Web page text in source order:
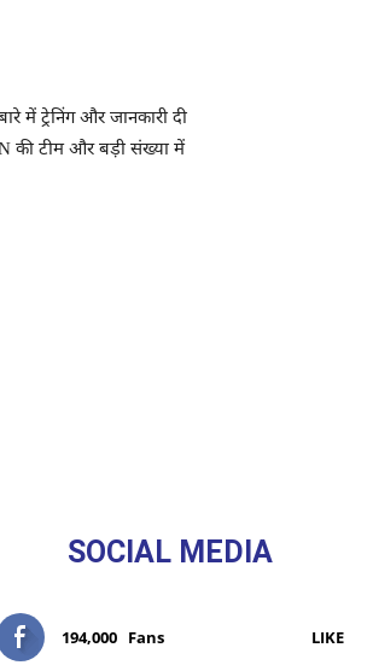
में ट्रेनिंग और जानकारी दी
की टीम और बड़ी संख्या में
SOCIAL MEDIA
194,000 Fans LIKE